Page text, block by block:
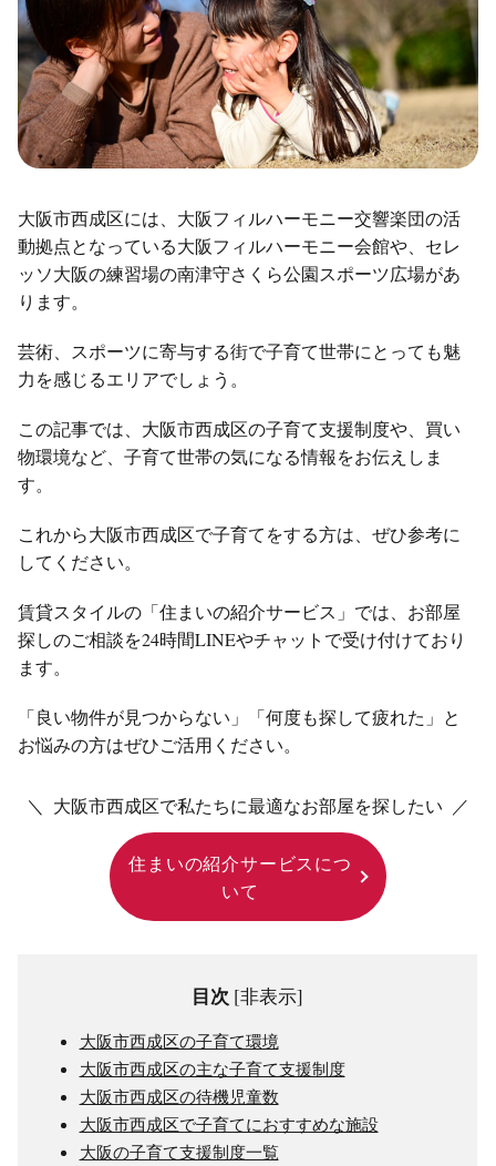
大阪市西成区には、大阪フィルハーモニー交響楽団の活
動拠点となっている大阪フィルハーモニー会館や、セレ
ッソ大阪の練習場の南津守さくら公園スポーツ広場があ
ります。
芸術、スポーツに寄与する街で子育て世帯にとっても魅
力を感じるエリアでしょう。
この記事では、大阪市西成区の子育て支援制度や、買い
物環境など、子育て世帯の気になる情報をお伝えしま
す。
これから大阪市西成区で子育てをする方は、ぜひ参考に
してください。
賃貸スタイルの「住まいの紹介サービス」では、お部屋
探しのご相談を24時間LINEやチャットで受け付けており
ます。
「良い物件が見つからない」「何度も探して疲れた」と
お悩みの方はぜひご活用ください。
＼ 大阪市西成区で私たちに最適なお部屋を探したい ／
住まいの紹介サービスにつ
いて
目次 [非表示]
大阪市西成区の子育て環境
大阪市西成区の主な子育て支援制度
大阪市西成区の待機児童数
大阪市西成区で子育てにおすすめな施設
大阪の子育て支援制度一覧